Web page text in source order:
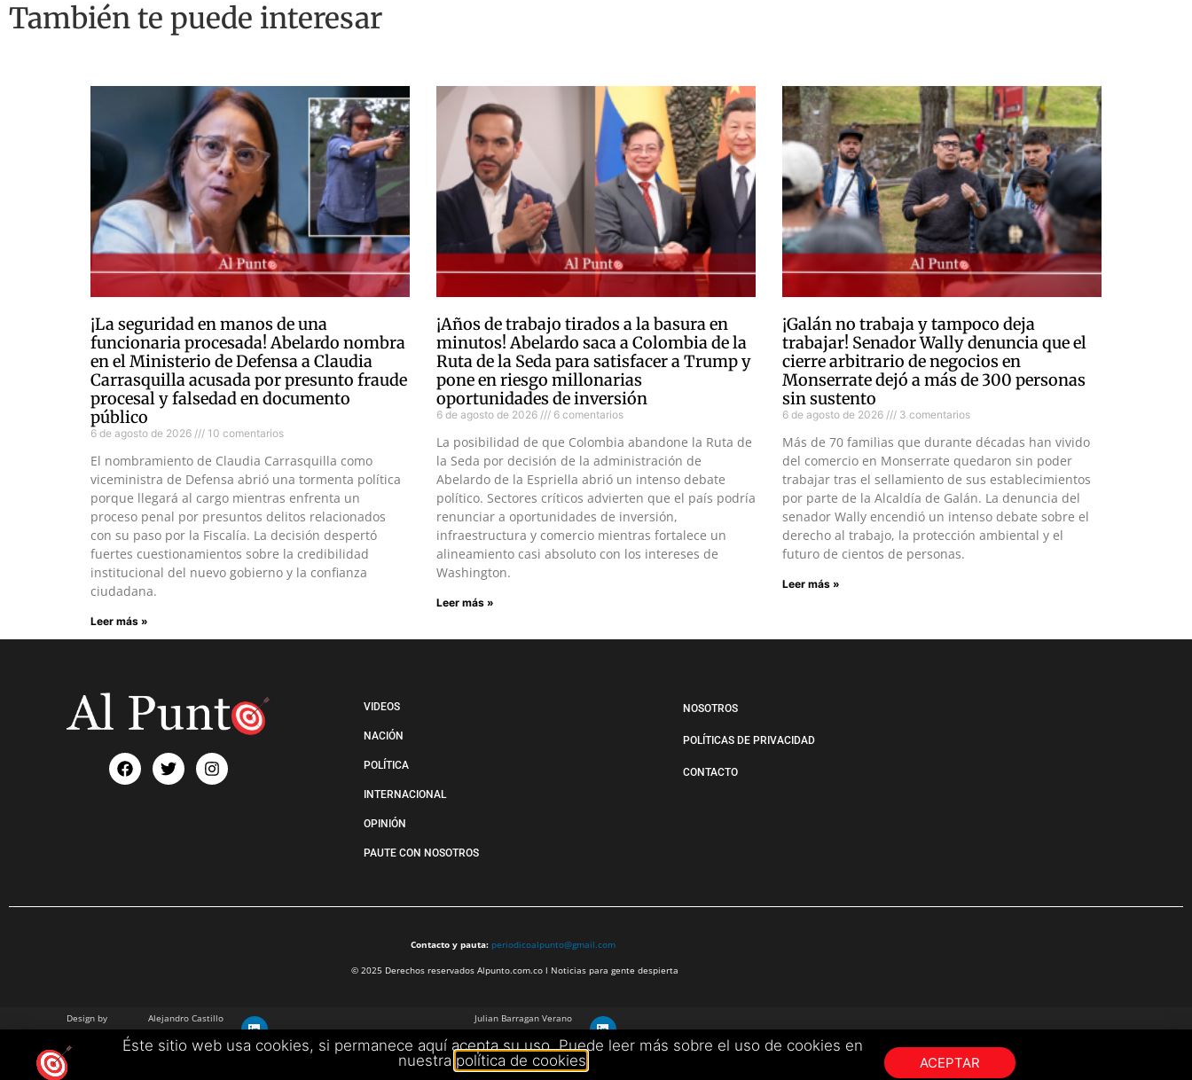
También te puede interesar
¡La seguridad en manos de una
funcionaria procesada! Abelardo nombra
en el Ministerio de Defensa a Claudia
Carrasquilla acusada por presunto fraude
procesal y falsedad en documento
público
6 de agosto de 2026 10 comentarios
El nombramiento de Claudia Carrasquilla como
viceministra de Defensa abrió una tormenta política
porque llegará al cargo mientras enfrenta un
proceso penal por presuntos delitos relacionados
con su paso por la Fiscalía. La decisión despertó
fuertes cuestionamientos sobre la credibilidad
institucional del nuevo gobierno y la confianza
ciudadana.
Leer más »
¡Años de trabajo tirados a la basura en
minutos! Abelardo saca a Colombia de la
Ruta de la Seda para satisfacer a Trump y
pone en riesgo millonarias
oportunidades de inversión
6 de agosto de 2026 6 comentarios
La posibilidad de que Colombia abandone la Ruta de
la Seda por decisión de la administración de
Abelardo de la Espriella abrió un intenso debate
político. Sectores críticos advierten que el país podría
renunciar a oportunidades de inversión,
infraestructura y comercio mientras fortalece un
alineamiento casi absoluto con los intereses de
Washington.
Leer más »
¡Galán no trabaja y tampoco deja
trabajar! Senador Wally denuncia que el
cierre arbitrario de negocios en
Monserrate dejó a más de 300 personas
sin sustento
6 de agosto de 2026 3 comentarios
Más de 70 familias que durante décadas han vivido
del comercio en Monserrate quedaron sin poder
trabajar tras el sellamiento de sus establecimientos
por parte de la Alcaldía de Galán. La denuncia del
senador Wally encendió un intenso debate sobre el
derecho al trabajo, la protección ambiental y el
futuro de cientos de personas.
Leer más »
VIDEOS
NACIÓN
POLÍTICA
INTERNACIONAL
OPINIÓN
PAUTE CON NOSOTROS
NOSOTROS
POLÍTICAS DE PRIVACIDAD
CONTACTO
Contacto y pauta: periodicoalpunto@gmail.com
© 2025 Derechos reservados Alpunto.com.co l Noticias para gente despierta
Design by
Alejandro Castillo
info@alejandrocastillo.co
+57 3102680657
Julian Barragan Verano
+57 312 308 9218
Éste sitio web usa cookies, si permanece aquí acepta su uso. Puede leer más sobre el uso de cookies en
nuestra política de cookies ACEPTAR